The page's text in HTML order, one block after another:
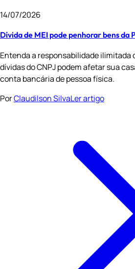
14/07/2026
Dívida de MEI pode penhorar bens da
Entenda a responsabilidade ilimitada
dívidas do CNPJ podem afetar sua
conta bancária de pessoa física.
PorClaudilson SilvaLer artigo